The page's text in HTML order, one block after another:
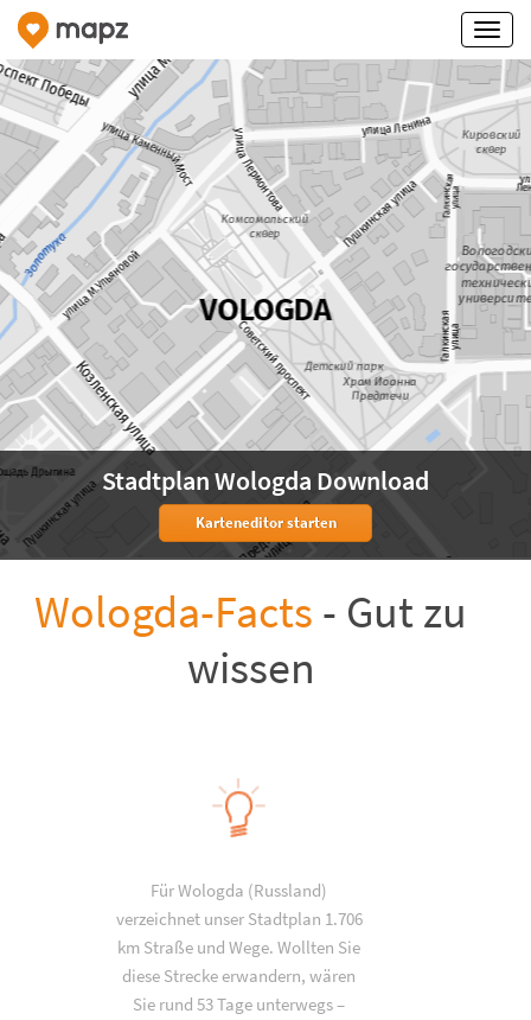
Stadtplan Wologda Download
Karteneditor starten
Wologda-Facts - Gut zu
wissen
Für Wologda (Russland)
verzeichnet unser Stadtplan 1.706
km Straße und Wege. Wollten Sie
diese Strecke erwandern, wären
Sie rund 53 Tage unterwegs –